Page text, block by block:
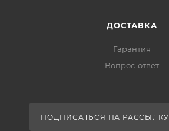
ДОСТАВКА
Гарантия
Вопрос-ответ
ПОДПИСАТЬСЯ НА РАССЫЛКУ